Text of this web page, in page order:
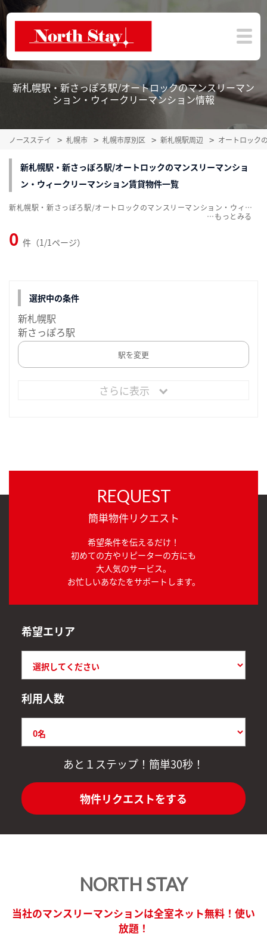
新札幌駅・新さっぽろ駅/オートロックのマンスリーマン
ション・ウィークリーマンション情報
ノースステイ 札幌市 札幌市厚別区 新札幌駅周辺 オートロック
新札幌駅・新さっぽろ駅/オートロックのマンスリーマンショ
ン・ウィークリーマンション賃貸物件一覧
0 件（1/1ページ）
新札幌駅・新さっぽろ駅/オートロックのマンスリーマンション・ウィークリーマンション賃貸物件一覧を掲載中。敷金・礼金無料、家具・家電付をご紹介。こだわり条件での絞込みも簡単！
…
選択中の条件
新札幌駅
新さっぽろ駅
駅を変更
さらに表示
REQUEST
簡単物件リクエスト
希望条件を伝えるだけ！
初めての方やリピーターの方にも
大人気のサービス。
お忙しいあなたをサポートします。
希望エリア
利用人数
あと１ステップ！簡単30秒！
物件リクエストをする
NORTH STAY
当社のマンスリーマンションは全室ネット無料！使い
放題！